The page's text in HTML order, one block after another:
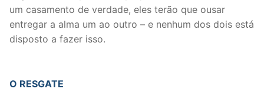
um casamento de verdade, eles terão que ousar
entregar a alma um ao outro – e nenhum dos dois está
disposto a fazer isso.
O RESGATE